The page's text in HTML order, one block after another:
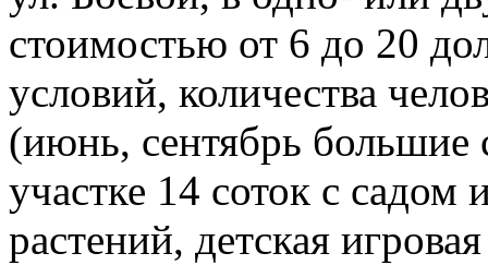
стоимостью от 6 до 20
условий, количества
(июнь, сентябрь большие
участке 14 соток с садом
растений, детская